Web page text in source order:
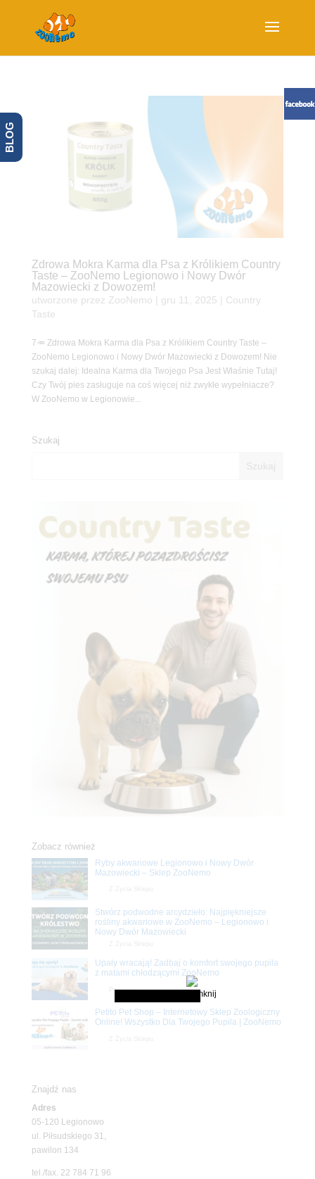
Zdrowa Mokra Karma dla Psa z Królikiem Country
Taste – ZooNemo Legionowo i Nowy Dwór
Mazowiecki z Dowozem!
utworzone przez ZooNemo gru 11, 2025
Country
Taste
7🥕 Zdrowa Mokra Karma dla Psa z Królikiem Country Taste –
ZooNemo Legionowo i Nowy Dwór Mazowiecki z Dowozem! Nie
szukaj dalej: Idealna Karma dla Twojego Psa Jest Właśnie Tutaj!
Czy Twój pies zasługuje na coś więcej niż zwykłe wypełniacze?
W ZooNemo w Legionowie...
Szukaj
Zobacz również
Ryby akwariowe Legionowo i Nowy Dwór
Mazowiecki – Sklep ZooNemo
Stwórz podwodne arcydzieło: Najpiękniejsze
rośliny akwariowe w ZooNemo – Legionowo i
Nowy Dwór Mazowiecki
Promocje
Upały wracają! Zadbaj o komfort swojego pupila
z matami chłodzącymi ZooNemo
Petito Pet Shop – Internetowy Sklep Zoologiczny
Online! Wszystko Dla Twojego Pupila | ZooNemo
Znajdź nas
Adres
05-120 Legionowo
ul. Piłsudskiego 31,
pawilon 134
tel./fax. 22 784 71 96
BLOG